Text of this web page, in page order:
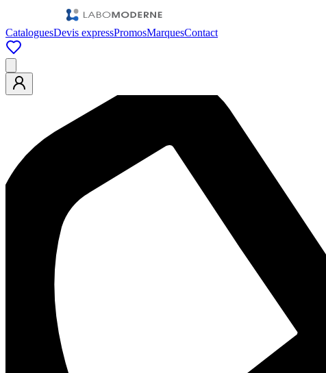
CataloguesDevis expressPromosMarquesContact